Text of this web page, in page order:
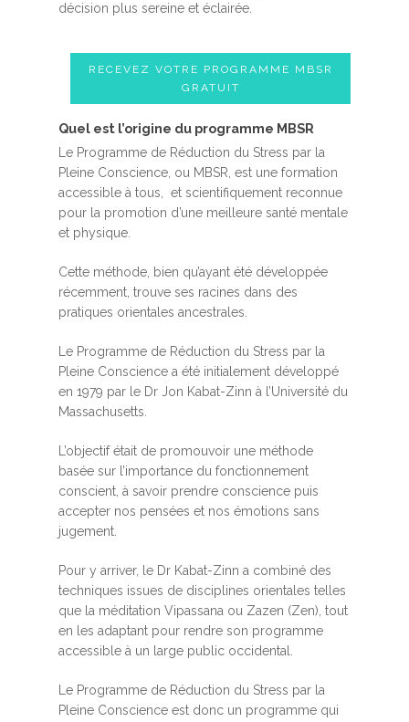
décision plus sereine et éclairée.
RECEVEZ VOTRE PROGRAMME MBSR
GRATUIT
Quel est l’origine du programme MBSR
Le Programme de Réduction du Stress par la
Pleine Conscience, ou MBSR, est une formation
accessible à tous, et scientifiquement reconnue
pour la promotion d’une meilleure santé mentale
et physique.
Cette méthode, bien qu’ayant été développée
récemment, trouve ses racines dans des
pratiques orientales ancestrales.
Le Programme de Réduction du Stress par la
Pleine Conscience a été initialement développé
en 1979 par le Dr Jon Kabat-Zinn à l’Université du
Massachusetts.
L’objectif était de promouvoir une méthode
basée sur l’importance du fonctionnement
conscient, à savoir prendre conscience puis
accepter nos pensées et nos émotions sans
jugement.
Pour y arriver, le Dr Kabat-Zinn a combiné des
techniques issues de disciplines orientales telles
que la méditation Vipassana ou Zazen (Zen), tout
en les adaptant pour rendre son programme
accessible à un large public occidental.
Le Programme de Réduction du Stress par la
Pleine Conscience est donc un programme qui